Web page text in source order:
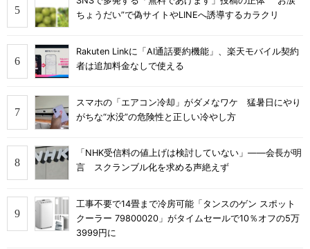
ちょうだい”で偽サイトやLINEへ誘導するカラクリ
Rakuten Linkに「AI通話要約機能」、楽天モバイル契約
者は追加料金なしで使える
スマホの「エアコン冷却」がダメなワケ 猛暑日にやり
がちな“水没”の危険性と正しい冷やし方
「NHK受信料の値上げは検討していない」――会長が明
言 スクランブル化を求める声絶えず
工事不要で14畳まで冷房可能「タンスのゲン スポット
クーラー 79800020」がタイムセールで10％オフの5万
3999円に